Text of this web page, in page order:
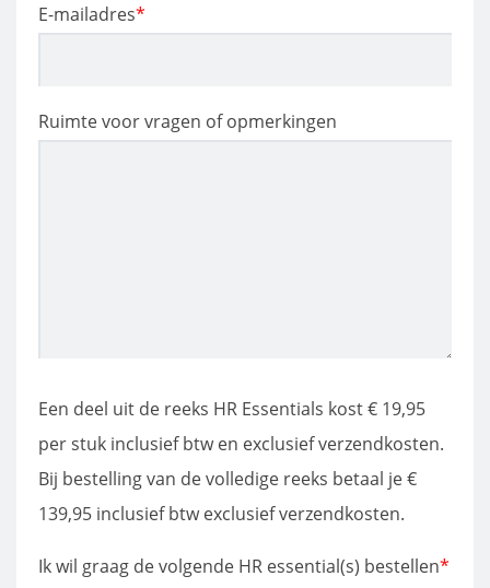
E-mailadres*
Ruimte voor vragen of opmerkingen
Een deel uit de reeks HR Essentials kost € 19,95
per stuk inclusief btw en exclusief verzendkosten.
Bij bestelling van de volledige reeks betaal je €
139,95 inclusief btw exclusief verzendkosten.
Ik wil graag de volgende HR essential(s) bestellen*